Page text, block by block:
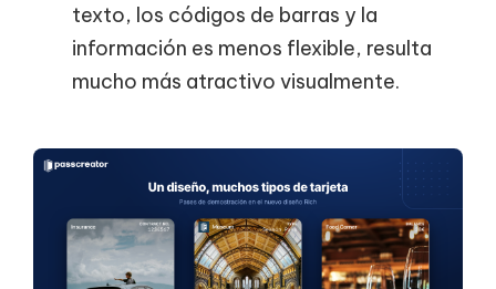
texto, los códigos de barras y la
información es menos flexible, resulta
mucho más atractivo visualmente.